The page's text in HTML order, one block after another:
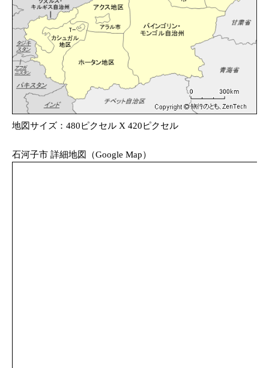
地図サイズ：480ピクセル X 420ピクセル
石河子市 詳細地図（Google Map）